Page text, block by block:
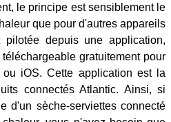
le principe est sensiblement le
que pour d'autres appareils
depuis une application,
gratuitement pour
ou iOS. Cette application est la
connectés Atlantic. Ainsi, si
d'un sèche-serviettes connecté